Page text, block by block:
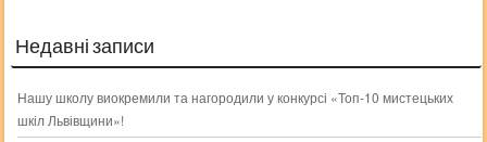
Недавні записи
Нашу школу виокремили та нагородили у конкурсі «Топ-10 мистецьких
шкіл Львівщини»!